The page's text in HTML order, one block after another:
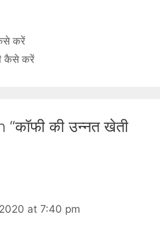
करें
कैसे करें
की उन्नत खेती
at 7:40 pm